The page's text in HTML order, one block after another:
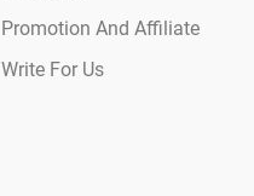
Promotion And Affiliate
Write For Us